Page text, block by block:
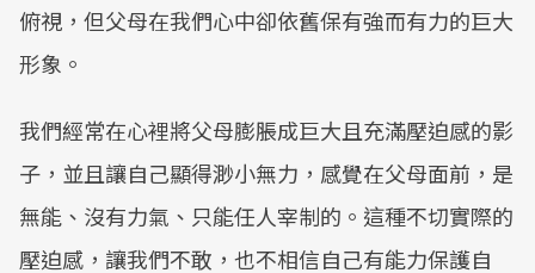
俯視，但父母在我們心中卻依舊保有強而有力的巨大
形象。
我們經常在心裡將父母膨脹成巨大且充滿壓迫感的影
子，並且讓自己顯得渺小無力，感覺在父母面前，是
無能、沒有力氣、只能任人宰制的。這種不切實際的
壓迫感，讓我們不敢，也不相信自己有能力保護自